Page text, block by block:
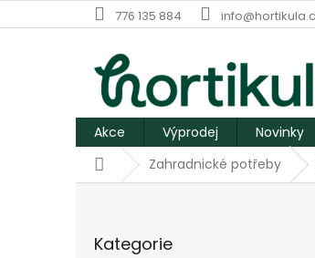
na
776 135 884
Akce Výprodej Novinky
DomůZahradnické potřeby
kategorie
Kategorie